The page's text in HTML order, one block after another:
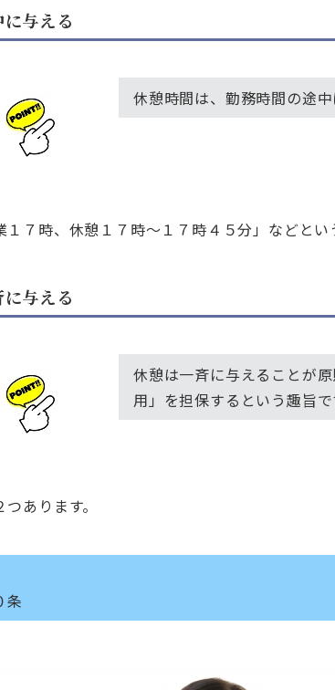
与える
休憩時間は、勤務時間の途
１７時、休憩１７時～１７時４５分」などとい
与える
休憩は一斉に与えることが
用」を担保するという趣旨で
あります。
条